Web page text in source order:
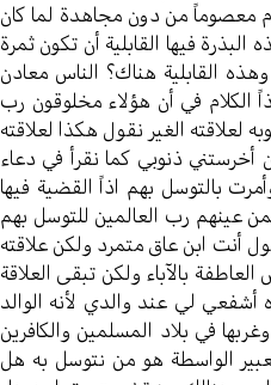
معصوماً من دون مجاهدة لما كان
فيها القابلية أن تكون ثمرة
وهذه القابلية هناك؟ الناس معادن
الكلام في أن هؤلاء مخلوقون رب
لعلاقته الغير نقول هكذا لعلاقته
أخرستني ذنوبي كما نقرأ في دعاء
بالتوسل بهم اذاً القضية فيها
عينهم رب العالمين للتوسل بهم
أنت ابن عاق متمرد ولكن علاقته
بالآباء ولكن تبقى العلاقة
أشفعي لي عند والدي لأنه الوالد
في بلاد المسلمين والكافرين
الواسطة هو من نتوسل به هل